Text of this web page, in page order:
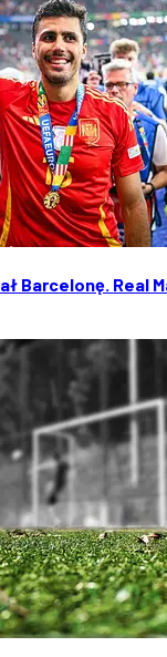
Barcelonę. Real